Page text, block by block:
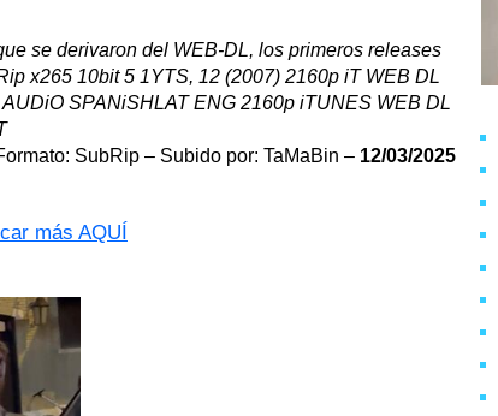
se derivaron del WEB-DL, los primeros releases
x265 10bit 5 1YTS, 12 (2007) 2160p iT WEB DL
SPANiSHLAT ENG 2160p iTUNES WEB DL
SubRip – Subido por: TaMaBin – 12/03/2025
más AQUÍ